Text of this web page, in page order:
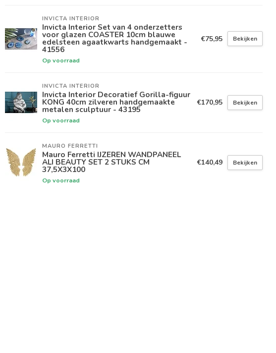
INVICTA INTERIOR
Invicta Interior Set van 4 onderzetters
voor glazen COASTER 10cm blauwe
edelsteen agaatkwarts handgemaakt -
41556
Op voorraad
€75,95 Bekijken
INVICTA INTERIOR
Invicta Interior Decoratief Gorilla-figuur
KONG 40cm zilveren handgemaakte
metalen sculptuur - 43195
Op voorraad
€170,95 Bekijken
MAURO FERRETTI
Mauro Ferretti IJZEREN WANDPANEEL
ALI BEAUTY SET 2 STUKS CM
37,5X3X100
Op voorraad
€140,49 Bekijken